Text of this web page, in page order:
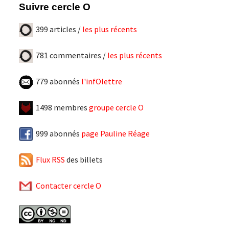
Suivre cercle O
399 articles / les plus récents
781 commentaires / les plus récents
779 abonnés l'infOlettre
1498 membres groupe cercle O
999 abonnés page Pauline Réage
Flux RSS des billets
Contacter cercle O